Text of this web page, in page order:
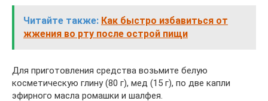
Читайте также: Как быстро избавиться от
жжения во рту после острой пищи
Для приготовления средства возьмите белую
косметическую глину (80 г), мед (15 г), по две капли
эфирного масла ромашки и шалфея.